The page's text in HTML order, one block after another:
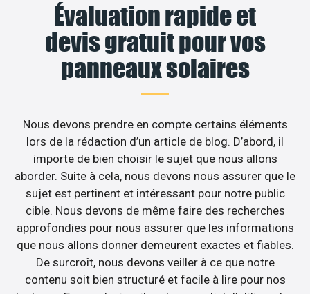
Évaluation rapide et
devis gratuit pour vos
panneaux solaires
Nous devons prendre en compte certains éléments
lors de la rédaction d’un article de blog. D’abord, il
importe de bien choisir le sujet que nous allons
aborder. Suite à cela, nous devons nous assurer que le
sujet est pertinent et intéressant pour notre public
cible. Nous devons de même faire des recherches
approfondies pour nous assurer que les informations
que nous allons donner demeurent exactes et fiables.
De surcroît, nous devons veiller à ce que notre
contenu soit bien structuré et facile à lire pour nos